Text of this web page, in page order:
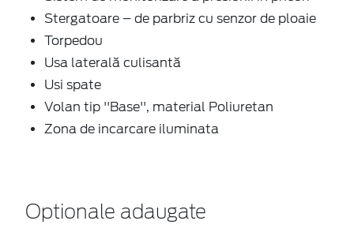
Stergatoare – de parbriz cu senzor de ploaie
Torpedou
Usa laterală culisantă
Usi spate
Volan tip ''Base'', material Poliuretan
Zona de incarcare iluminata
Optionale adaugate